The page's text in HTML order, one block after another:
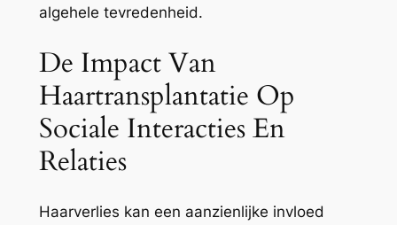
algehele tevredenheid.
De Impact Van
Haartransplantatie Op
Sociale Interacties En
Relaties
Haarverlies kan een aanzienlijke invloed